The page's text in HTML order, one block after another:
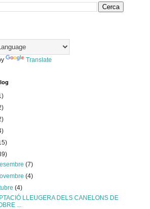
Translate
(7)
(4)
(4)
LLEUGERA DELS CANELONS DE
...